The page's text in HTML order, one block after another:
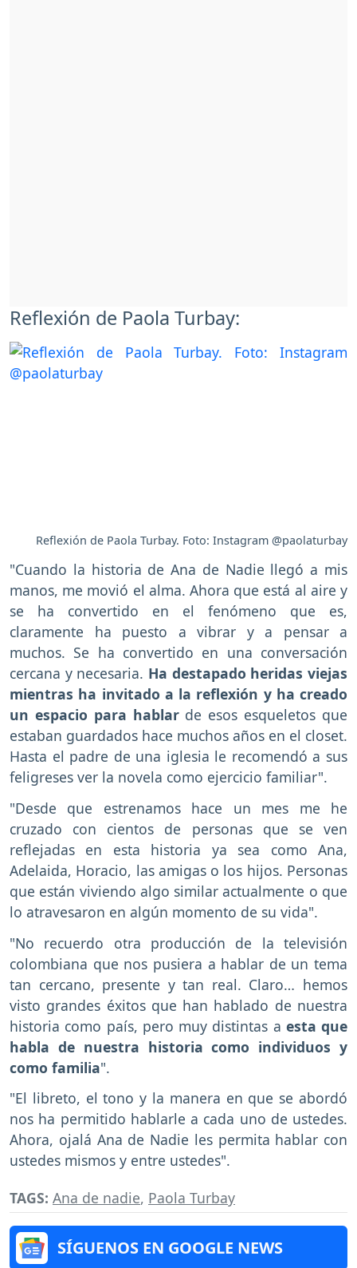
Reflexión de Paola Turbay:
Reflexión de Paola Turbay. Foto: Instagram @paolaturbay
"Cuando la historia de Ana de Nadie llegó a mis
manos, me movió el alma. Ahora que está al aire y
se ha convertido en el fenómeno que es,
claramente ha puesto a vibrar y a pensar a
muchos. Se ha convertido en una conversación
cercana y necesaria. Ha destapado heridas viejas
mientras ha invitado a la reflexión y ha creado
un espacio para hablar de esos esqueletos que
estaban guardados hace muchos años en el closet.
Hasta el padre de una iglesia le recomendó a sus
feligreses ver la novela como ejercicio familiar".
"Desde que estrenamos hace un mes me he
cruzado con cientos de personas que se ven
reflejadas en esta historia ya sea como Ana,
Adelaida, Horacio, las amigas o los hijos. Personas
que están viviendo algo similar actualmente o que
lo atravesaron en algún momento de su vida".
"No recuerdo otra producción de la televisión
colombiana que nos pusiera a hablar de un tema
tan cercano, presente y tan real. Claro… hemos
visto grandes éxitos que han hablado de nuestra
historia como país, pero muy distintas a esta que
habla de nuestra historia como individuos y
como familia".
"El libreto, el tono y la manera en que se abordó
nos ha permitido hablarle a cada uno de ustedes.
Ahora, ojalá Ana de Nadie les permita hablar con
ustedes mismos y entre ustedes".
TAGS: Ana de nadie, Paola Turbay
SÍGUENOS EN GOOGLE NEWS